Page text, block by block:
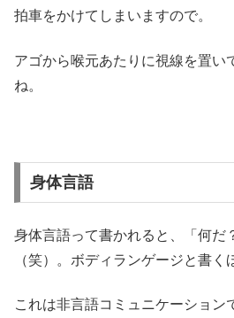
拍車をかけてしまいますので。
アゴから喉元あたりに視線を置い
ね。
身体言語
身体言語って書かれると、「何だ
（笑）。ボディランゲージと書く
これは非言語コミュニケーション